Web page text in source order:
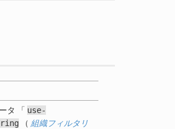
タ 「 use-
（ 組織フィルタリ